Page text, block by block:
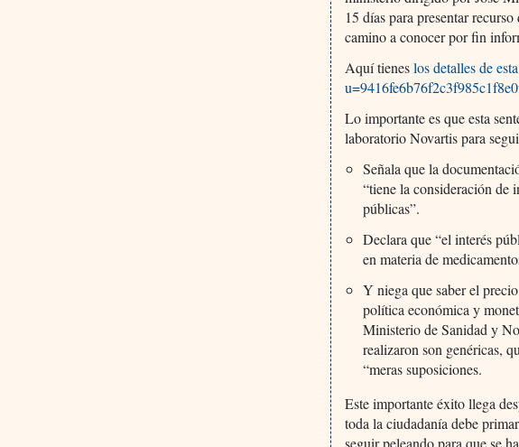
15 días para presentar
camino a conocer por fin
Aquí tieneslos detalles de
Lo importante es que esta
laboratorio Novartis para
Señala que la
“tiene la consideración de
públicas”.
Declara que “el interés
en materia de
Y niega que saber el
política económica y
Ministerio de Sanidad y
realizaron son genéricas,
“meras suposiciones.
Este importante éxito llega
toda la ciudadanía debe
seguir peleando para que se